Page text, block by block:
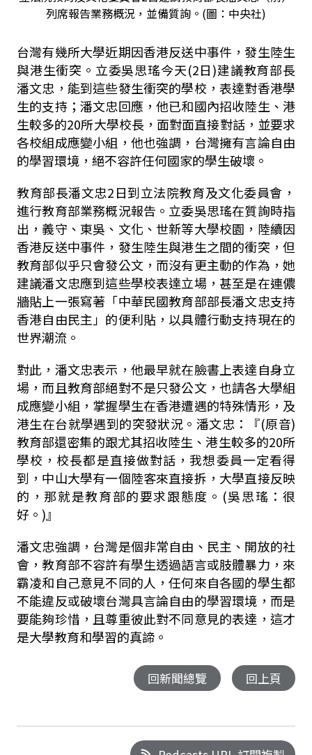
列席報告業務概況，並備質詢。(圖：中央社)
台灣有幾所大學近期因香港反送中事件，發生陸生
與港生衝突。立委吳思瑤今天(2日)建議教育部長
潘文忠，能到這些發生衝突的學校，表達對香港學
生的支持；潘文忠回應，他已和國內招收陸生、港
生較多的20所大學校長，面對面直接對話，並要求
各校組成應變小組，他也強調，台灣擁有言論自由
的學習環境，絕不容許任何國家的學生破壞。
教育部長潘文忠2日到立法院教育及文化委員會，
進行教育部業務概況報告。立委吳思瑤在質詢時指
出，義守、東吳、文化、世新等大學校園，陸續因
香港反送中事件，發生陸生與港生之間的衝突，但
教育部似乎只會發公文，而沒有更主動的作為，她
建議潘文忠應到這些學校表達立場，甚至是在連儂
牆貼上一張寫著「中華民國教育部部長潘文忠支持
香港自由民主」的便利貼，以具體行動支持現在的
世界潮流。
對此，潘文忠表示，他最早就在臉書上表達自身立
場，而且教育部絕對不是只發公文，也請各大學組
成應變小組，掌握學生在香港遭遇的特殊情形，及
港生在台就學遇到的突發狀況。潘文忠：『(原音)
教育部還密集的跟尤其招收陸生、港生較多的20所
學校，校長都是直接做對話，我想委員一定看得
到，中山大學有一個陸客來直接拆，大學直接反映
的，那就是教育部的要求跟態度。(吳思瑤：很
好。)』
潘文忠強調，台灣是個非常自由、民主、開放的社
會，教育部不容許有學生透過語言或肢體暴力，來
霸凌和自己意見不同的人，任何來自各國的學生都
不能違反或破壞台灣具言論自由的學習環境，而是
要能夠珍惜，且尊重彼此對不同意見的表達，這才
是大學教育和學習的真諦。
回新聞總覽 回上頁